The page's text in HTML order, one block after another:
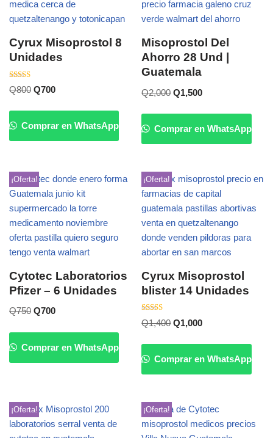
Cyrux Misoprostol 8
Unidades
Valorado
con
Q800 Q700
Comprar en WhatsApp
Misoprostol Del
Ahorro 28 Und |
Guatemala
Q2,000 Q1,500
Comprar en WhatsApp
¡Oferta!
Cytotec Laboratorios
Pfizer – 6 Unidades
Q750 Q700
Comprar en WhatsApp
¡Oferta!
Cyrux Misoprostol
blister 14 Unidades
Valorado
con
Q1,400 Q1,000
Comprar en WhatsApp
¡Oferta! ¡Oferta!